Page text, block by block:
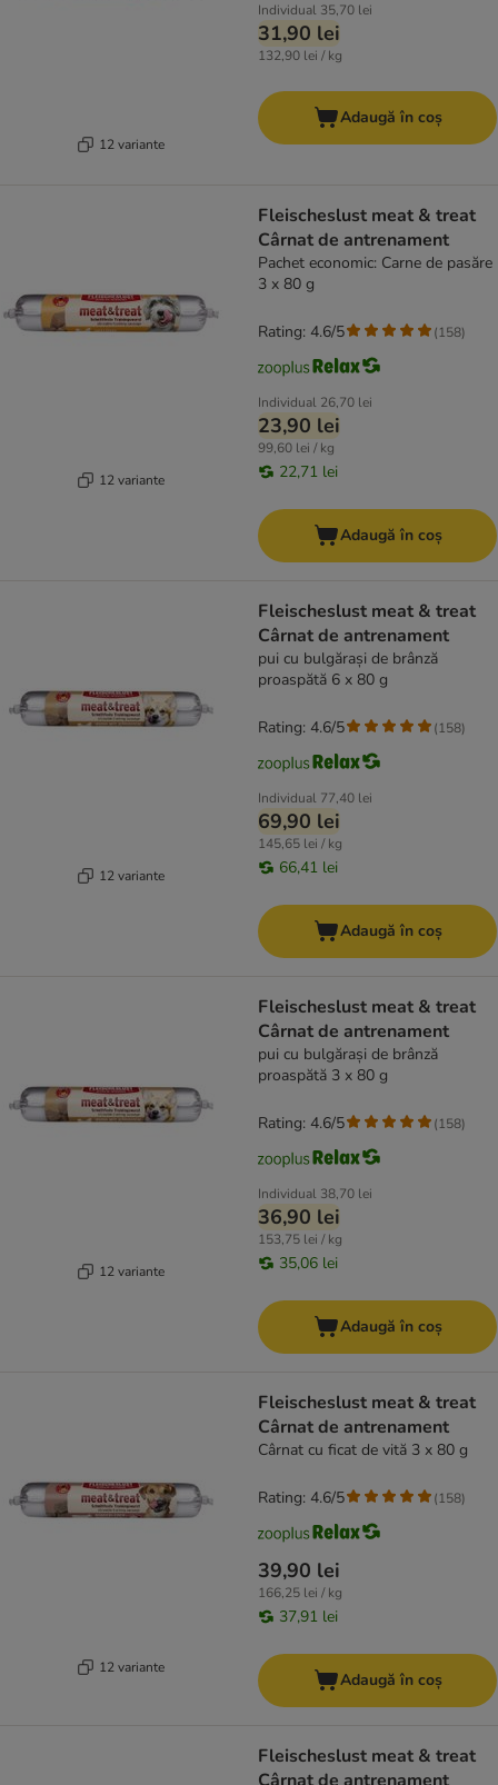
12 variante
Individual 35,70 lei
31,90 lei
132,90 lei / kg
Adaugă în coș
12 variante
Fleischeslust meat & treat
Cârnat de antrenament
Pachet economic: Carne de pasăre
3 x 80 g
Individual 26,70 lei
23,90 lei
99,60 lei / kg
22,71 lei
Rating: 4.6/5 (158)
Adaugă în coș
12 variante
Fleischeslust meat & treat
Cârnat de antrenament
pui cu bulgărași de brânză
proaspătă 6 x 80 g
Individual 77,40 lei
69,90 lei
145,65 lei / kg
66,41 lei
Rating: 4.6/5 (158)
Adaugă în coș
12 variante
Fleischeslust meat & treat
Cârnat de antrenament
pui cu bulgărași de brânză
proaspătă 3 x 80 g
Individual 38,70 lei
36,90 lei
153,75 lei / kg
35,06 lei
Rating: 4.6/5 (158)
Adaugă în coș
12 variante
Fleischeslust meat & treat
Cârnat de antrenament
Cârnat cu ficat de vită 3 x 80 g
39,90 lei
166,25 lei / kg
37,91 lei
Rating: 4.6/5 (158)
Adaugă în coș
Fleischeslust meat & treat